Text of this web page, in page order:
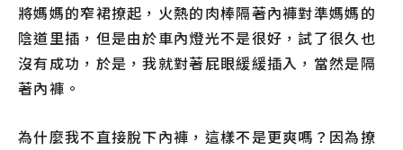
將媽媽的窄裙撩起，火熱的肉棒隔著內褲對準媽媽的
陰道里插，但是由於車內燈光不是很好，試了很久也
沒有成功，於是，我就對著屁眼緩緩插入，當然是隔
著內褲。
為什麼我不直接脫下內褲，這樣不是更爽嗎？因為撩